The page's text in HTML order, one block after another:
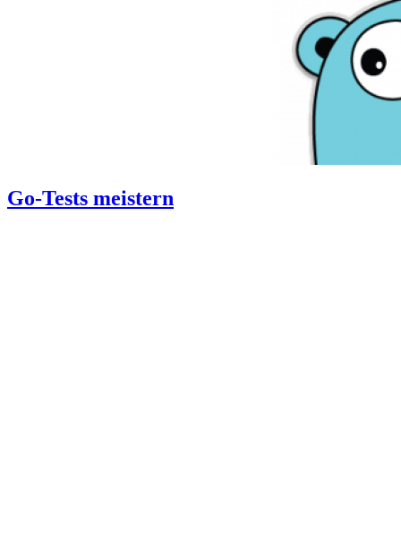
Go-Tests meistern